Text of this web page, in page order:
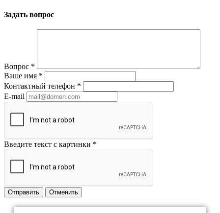
Задать вопрос
Вопрос *
Ваше имя *
Контактный телефон *
E-mail
Введите текст с картинки *
Отправить Отменить